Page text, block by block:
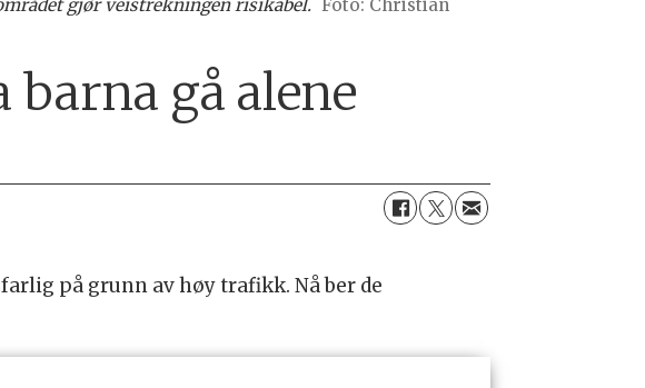
gjør veistrekningen risikabel. Foto: Christian
gå alene
på grunn av høy trafikk. Nå ber de